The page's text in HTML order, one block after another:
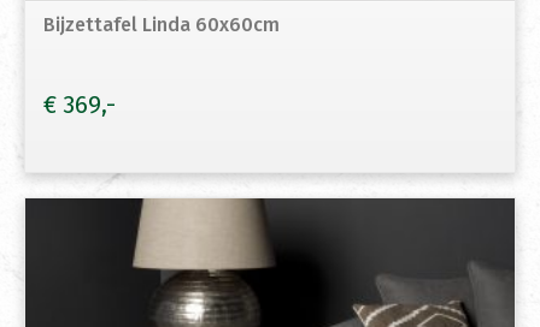
Bijzettafel Linda 60x60cm
€ 369